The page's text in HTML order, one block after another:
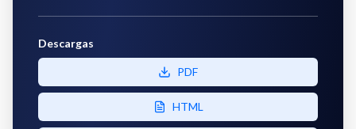
Descargas
PDF
HTML